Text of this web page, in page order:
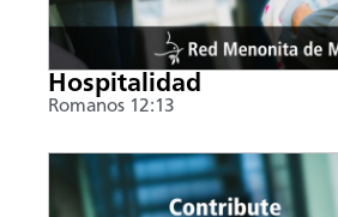
Hospitalidad
Romanos 12:13